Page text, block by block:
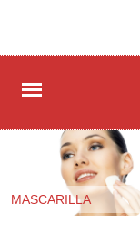
MASCARILLA